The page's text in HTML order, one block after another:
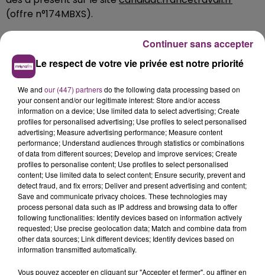
(offre n°174MBXS).
Le respect de votre vie privée est notre priorité
We and our (447) partnersdo the following data processing based on
your consent and/or our legitimate interest: Store and/or access
information on a device; Use limited data to select advertising; Create
profiles for personalised advertising; Use profiles to select personalised
advertising; Measure advertising performance; Measure content
performance; Understand audiences through statistics or combinations
of data from different sources; Develop and improve services; Create
profiles to personalise content; Use profiles to select personalised
content; Use limited data to select content; Ensure security, prevent and
detect fraud, and fix errors; Deliver and present advertising and content;
Save and communicate privacy choices. These technologies may
process personal data such as IP address and browsing data to offer
following functionalities: Identify devices based on information actively
requested; Use precise geolocation data; Match and combine data from
other data sources; Link different devices; Identify devices based on
information transmitted automatically.
Vous pouvez accepter en cliquant sur "Accepter et fermer", ou affiner en
Continuer sans accepter